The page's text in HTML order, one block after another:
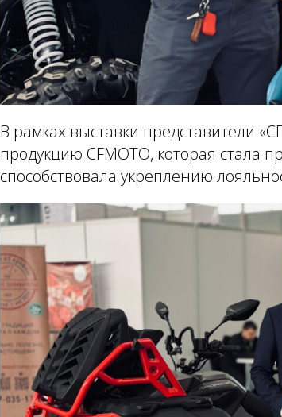
В рамках выставки представители
продукцию CFMOTO, которая стала
способствовала укреплению